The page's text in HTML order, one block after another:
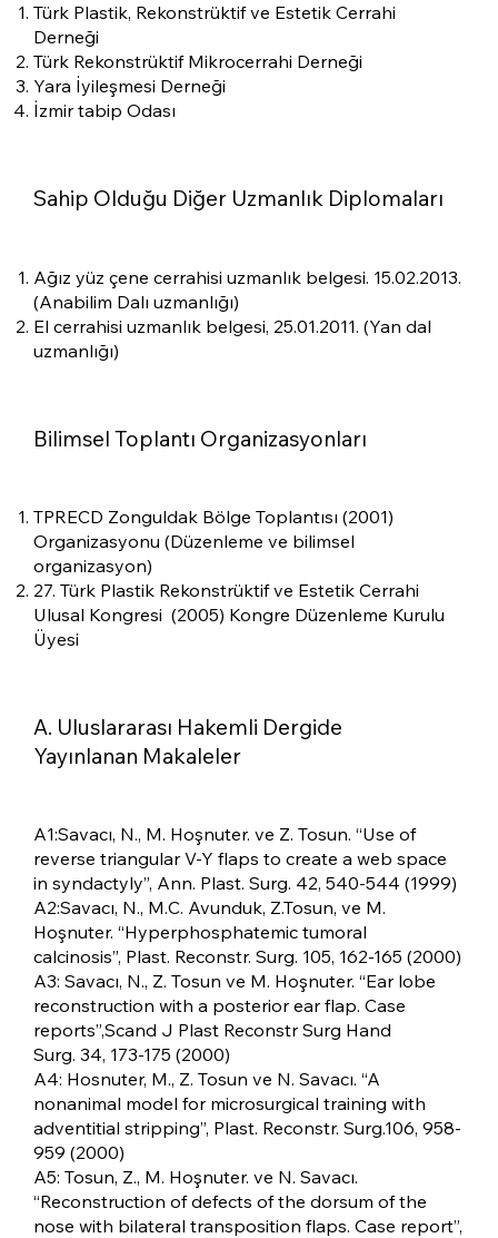
Türk Plastik, Rekonstrüktif ve Estetik Cerrahi
Derneği
Türk Rekonstrüktif Mikrocerrahi Derneği
Yara İyileşmesi Derneği
İzmir tabip Odası
Sahip Olduğu Diğer Uzmanlık Diplomaları
Ağız yüz çene cerrahisi uzmanlık belgesi. 15.02.2013.
(Anabilim Dalı uzmanlığı)
El cerrahisi uzmanlık belgesi, 25.01.2011. (Yan dal
uzmanlığı)
Bilimsel Toplantı Organizasyonları
TPRECD Zonguldak Bölge Toplantısı (2001)
Organizasyonu (Düzenleme ve bilimsel
organizasyon)
27. Türk Plastik Rekonstrüktif ve Estetik Cerrahi
Ulusal Kongresi (2005) Kongre Düzenleme Kurulu
Üyesi
A. Uluslararası Hakemli Dergide
Yayınlanan Makaleler
A1:Savacı, N., M. Hoşnuter. ve Z. Tosun. “Use of
reverse triangular V-Y flaps to create a web space
in syndactyly”, Ann. Plast. Surg. 42, 540-544 (1999)
A2:Savacı, N., M.C. Avunduk, Z.Tosun, ve M.
Hoşnuter. “Hyperphosphatemic tumoral
calcinosis”, Plast. Reconstr. Surg. 105, 162-165 (2000)
A3: Savacı, N., Z. Tosun ve M. Hoşnuter. “Ear lobe
reconstruction with a posterior ear flap. Case
reports”,Scand J Plast Reconstr Surg Hand
Surg. 34, 173-175 (2000)
A4: Hosnuter, M., Z. Tosun ve N. Savacı. “A
nonanimal model for microsurgical training with
adventitial stripping”, Plast. Reconstr. Surg.106, 958-
959 (2000)
A5: Tosun, Z., M. Hoşnuter. ve N. Savacı.
“Reconstruction of defects of the dorsum of the
nose with bilateral transposition flaps. Case report”,